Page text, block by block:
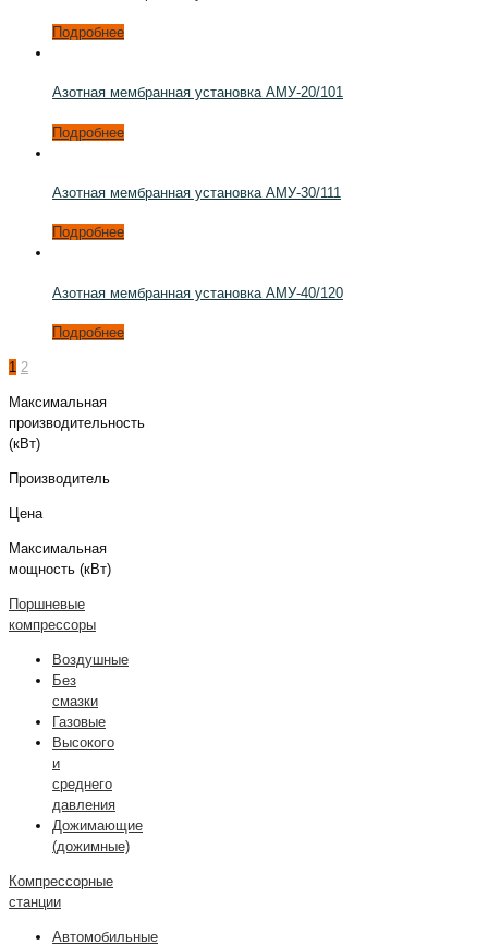
Подробнее
Азотная мембранная установка АМУ-20/101
Подробнее
Азотная мембранная установка АМУ-30/111
Подробнее
Азотная мембранная установка АМУ-40/120
Подробнее
1 2
Максимальная
производительность
(кВт)
Производитель
Цена
Максимальная
мощность (кВт)
Поршневые
компрессоры
Воздушные
Без
смазки
Газовые
Высокого
и
среднего
давления
Дожимающие
(дожимные)
Компрессорные
станции
Автомобильные